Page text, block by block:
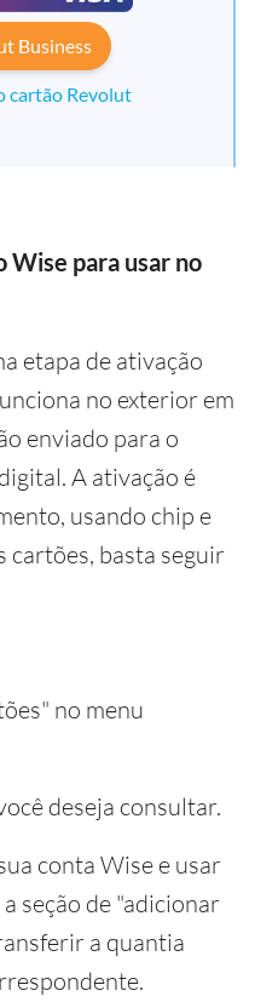
Business
cartão Revolut
Wise para usar no
etapa de ativação
no exterior em
enviado para o
A ativação é
usando chip e
cartões, basta seguir
no menu
deseja consultar.
conta Wise e usar
seção de "adicionar
a quantia